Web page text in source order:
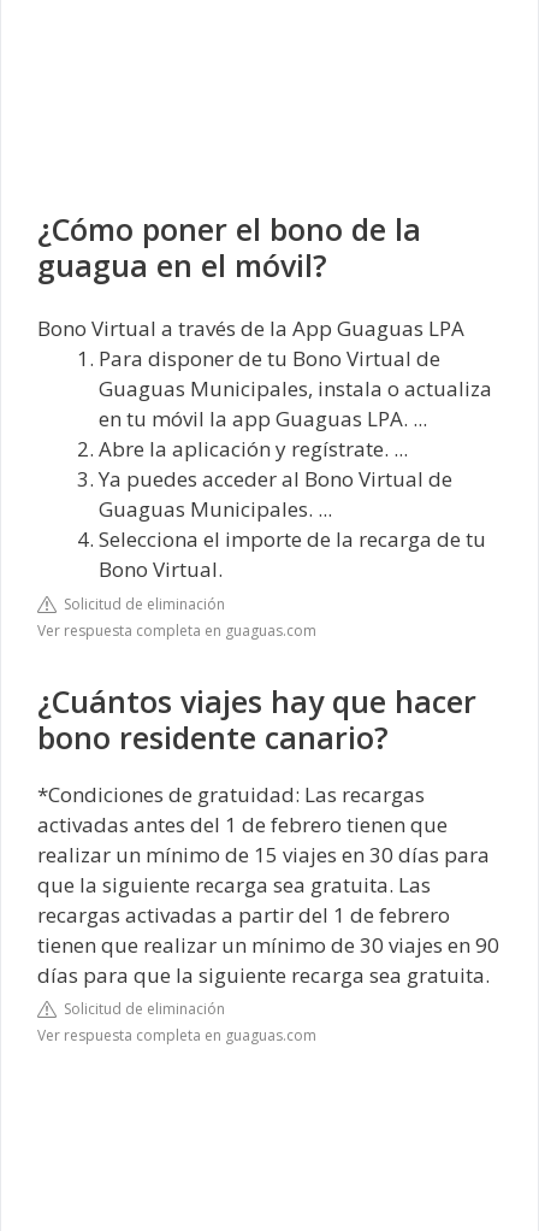
¿Cómo poner el bono de la
guagua en el móvil?
Bono Virtual a través de la App Guaguas LPA
Para disponer de tu Bono Virtual de
Guaguas Municipales, instala o actualiza
en tu móvil la app Guaguas LPA. ...
Abre la aplicación y regístrate. ...
Ya puedes acceder al Bono Virtual de
Guaguas Municipales. ...
Selecciona el importe de la recarga de tu
Bono Virtual.
Solicitud de eliminación
Ver respuesta completa en guaguas.com
¿Cuántos viajes hay que hacer
bono residente canario?
*Condiciones de gratuidad: Las recargas
activadas antes del 1 de febrero tienen que
realizar un mínimo de 15 viajes en 30 días para
que la siguiente recarga sea gratuita. Las
recargas activadas a partir del 1 de febrero
tienen que realizar un mínimo de 30 viajes en 90
días para que la siguiente recarga sea gratuita.
Solicitud de eliminación
Ver respuesta completa en guaguas.com